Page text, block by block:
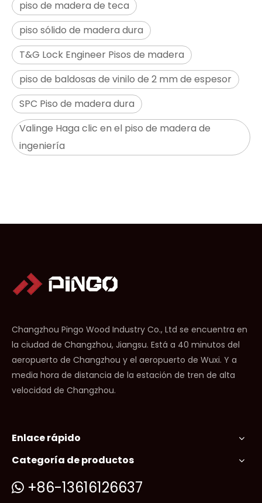
piso de madera de teca
piso sólido de madera dura
T&G Lock Engineer Pisos de madera
piso de baldosas de vinilo de 2 mm de espesor
SPC Piso de madera dura
Valinge Haga clic en el piso de madera de
ingeniería
Changzhou Pingo Wood Industry Co., Ltd se encuentra en
la ciudad de Changzhou, Jiangsu. Está a 40 minutos del
aeropuerto de Changzhou y el aeropuerto de Wuxi. Y a
media hora de distancia de la estación de tren de alta
velocidad de Changzhou.
Enlace rápido
Categoría de productos
 +86-13616126637